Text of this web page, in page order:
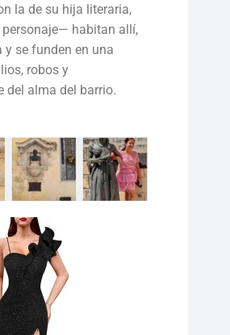
la de su hija literaria,
habitan allí,
se funden en una
robos y
del alma del barrio.